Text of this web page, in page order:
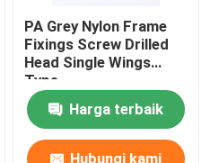
PA Grey Nylon Frame
Fixings Screw Drilled
Head Single Wings
Type
Harga terbaik
Hubungi kami